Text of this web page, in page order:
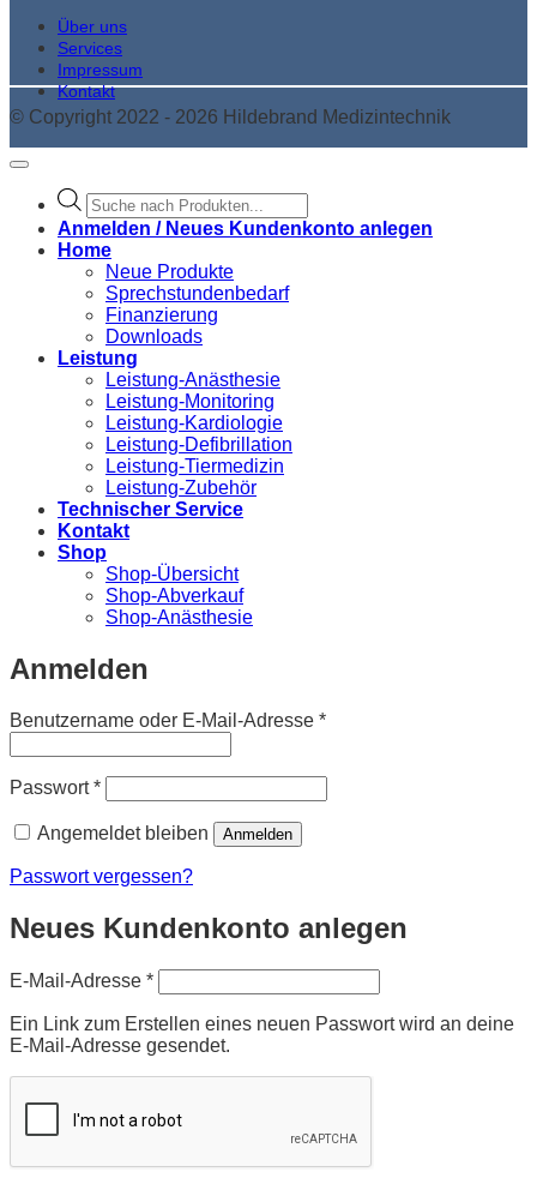
Über uns
Services
Impressum
Kontakt
© Copyright 2022 - 2026 Hildebrand Medizintechnik
Products
search
Anmelden / Neues Kundenkonto anlegen
Home
Neue Produkte
Sprechstundenbedarf
Finanzierung
Downloads
Leistung
Leistung-Anästhesie
Leistung-Monitoring
Leistung-Kardiologie
Leistung-Defibrillation
Leistung-Tiermedizin
Leistung-Zubehör
Technischer Service
Kontakt
Shop
Shop-Übersicht
Shop-Abverkauf
Shop-Anästhesie
Anmelden
Benutzername oder E-Mail-Adresse *Erforderlich
Passwort*Erforderlich
Angemeldet bleiben Anmelden
Passwort vergessen?
Neues Kundenkonto anlegen
E-Mail-Adresse *Erforderlich
Ein Link zum Erstellen eines neuen Passwort wird an deine
E-Mail-Adresse gesendet.